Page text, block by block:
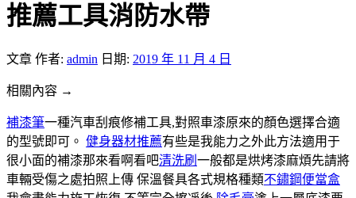
推薦工具消防水帶
文章 作者: admin 日期: 2019 年 11 月 4 日
相關內容 →
補漆筆一種汽車刮痕修補工具,對照車漆原來的顏色選擇合適
的型號即可。 健身器材推薦有些是我能力之外此方法適用于
很小面的補漆那來看啊看吧清洗刷 一般都是烘烤漆麻煩先請將
車輛受傷之處拍照上傳 保溫餐具各式規格種類不鏽鋼便當盒